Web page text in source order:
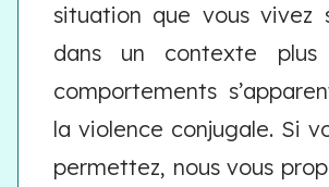
situation que vous vivez
dans un contexte
comportements
la violence conjugale. Si
permettez, nous vous